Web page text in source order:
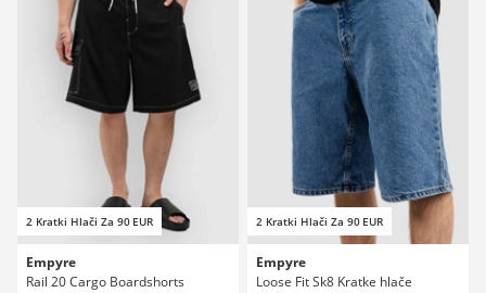
2 Kratki Hlači Za 90 EUR
Empyre
Rail 20 Cargo Boardshorts
2 Kratki Hlači Za 90 EUR
Empyre
Loose Fit Sk8 Kratke hlače